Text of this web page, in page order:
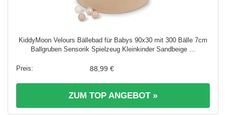
KiddyMoon Velours Bällebad für Babys 90x30 mit 300 Bälle 7cm
Ballgruben Sensorik Spielzeug Kleinkinder Sandbeige ...
88,99 €
ZUM TOP ANGEBOT »